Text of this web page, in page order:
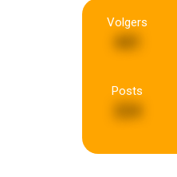
Volgers
Posts